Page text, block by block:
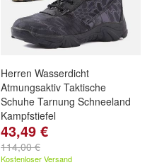
Herren Wasserdicht
Atmungsaktiv Taktische
Schuhe Tarnung Schneeland
Kampfstiefel
43,49 €
114,00 €
Kostenloser Versand